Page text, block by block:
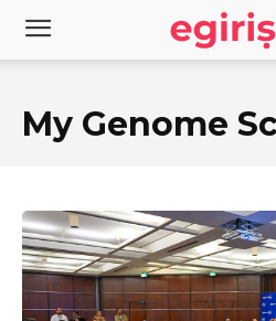
My Genome